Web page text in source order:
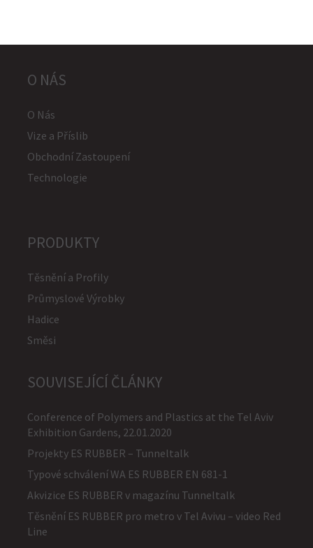
O NÁS
O Nás
Vize a Příslib
Obchodní Zastoupení
Technologie
PRODUKTY
Těsnění a Profily
Průmyslové Výrobky
Hadice
Směsi
SOUVISEJÍCÍ ČLÁNKY
Conference of Polymers and Plastics at the Tel Aviv
Exhibition Gardens, 22.01.2020
Projekty ES RUBBER – Tunneltalk
Typové schválení WA ES RUBBER EN 681-1
Akvizice ES RUBBER v magazínu Tunneltalk
Těsnění ES RUBBER pro metro v Tel Avivu – video Red
Line